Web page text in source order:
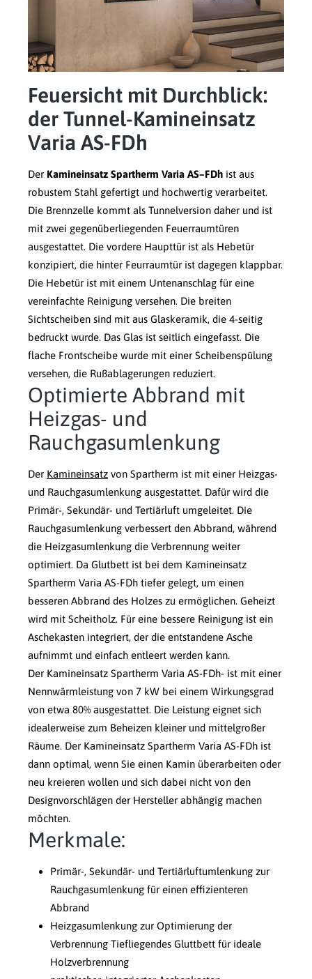
Feuersicht mit Durchblick:
der Tunnel-Kamineinsatz
Varia AS-FDh
Der Kamineinsatz Spartherm Varia AS–FDh ist aus
robustem Stahl gefertigt und hochwertig verarbeitet.
Die Brennzelle kommt als Tunnelversion daher und ist
mit zwei gegenüberliegenden Feuerraumtüren
ausgestattet. Die vordere Haupttür ist als Hebetür
konzipiert, die hinter Feurraumtür ist dagegen klappbar.
Die Hebetür ist mit einem Untenanschlag für eine
vereinfachte Reinigung versehen. Die breiten
Sichtscheiben sind mit aus Glaskeramik, die 4-seitig
bedruckt wurde. Das Glas ist seitlich eingefasst. Die
flache Frontscheibe wurde mit einer Scheibenspülung
versehen, die Rußablagerungen reduziert.
Optimierte Abbrand mit
Heizgas- und
Rauchgasumlenkung
Der Kamineinsatz von Spartherm ist mit einer Heizgas-
und Rauchgasumlenkung ausgestattet. Dafür wird die
Primär-, Sekundär- und Tertiärluft umgeleitet. Die
Rauchgasumlenkung verbessert den Abbrand, während
die Heizgasumlenkung die Verbrennung weiter
optimiert. Da Glutbett ist bei dem Kamineinsatz
Spartherm Varia AS-FDh tiefer gelegt, um einen
besseren Abbrand des Holzes zu ermöglichen. Geheizt
wird mit Scheitholz. Für eine bessere Reinigung ist ein
Aschekasten integriert, der die entstandene Asche
aufnimmt und einfach entleert werden kann.
Der Kamineinsatz Spartherm Varia AS-FDh- ist mit einer
Nennwärmleistung von 7 kW bei einem Wirkungsgrad
von etwa 80% ausgestattet. Die Leistung eignet sich
idealerweise zum Beheizen kleiner und mittelgroßer
Räume. Der Kamineinsatz Spartherm Varia AS-FDh ist
dann optimal, wenn Sie einen Kamin überarbeiten oder
neu kreieren wollen und sich dabei nicht von den
Designvorschlägen der Hersteller abhängig machen
möchten.
Merkmale:
Primär-, Sekundär- und Tertiärluftumlenkung zur
Rauchgasumlenkung für einen effizienteren
Abbrand
Heizgasumlenkung zur Optimierung der
Verbrennung Tiefliegendes Gluttbett für ideale
Holzverbrennung